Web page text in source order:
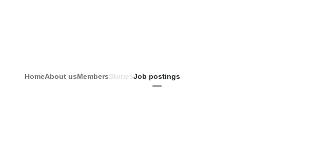
HomeAbout usMembersStoriesJob postings